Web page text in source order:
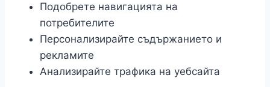
Подобрете навигацията на
потребителите
Персонализирайте съдържанието и
рекламите
Анализирайте трафика на уебсайта